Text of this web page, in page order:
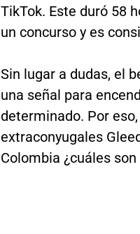
TikTok. Este duró 58
un concurso y es
Sin lugar a dudas, el
una señal para
determinado. Por
extraconyugales
Colombia ¿cuáles